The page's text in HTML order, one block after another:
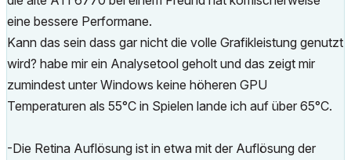
eine bessere Performane.
Kann das sein dass gar nicht die volle Grafikleistung genutzt
wird? habe mir ein Analysetool geholt und das zeigt mir
zumindest unter Windows keine höheren GPU
Temperaturen als 55°C in Spielen lande ich auf über 65°C.
-Die Retina Auflösung ist in etwa mit der Auflösung der